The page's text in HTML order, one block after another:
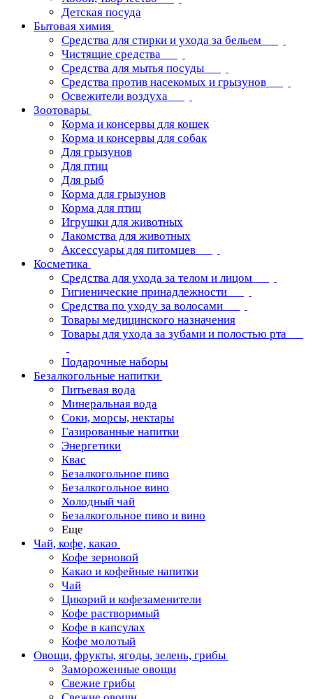
Детская посуда
Бытовая химия
Средства для стирки и ухода за бельем
Чистящие средства
Средства для мытья посуды
Средства против насекомых и грызунов
Освежители воздуха
Зоотовары
Корма и консервы для кошек
Корма и консервы для собак
Для грызунов
Для птиц
Для рыб
Корма для грызунов
Корма для птиц
Игрушки для животных
Лакомства для животных
Аксессуары для питомцев
Косметика
Средства для ухода за телом и лицом
Гигиенические принадлежности
Средства по уходу за волосами
Товары медицинского назначения
Товары для ухода за зубами и полостью рта
Подарочные наборы
Безалкогольные напитки
Питьевая вода
Минеральная вода
Соки, морсы, нектары
Газированные напитки
Энергетики
Квас
Безалкогольное пиво
Безалкогольное вино
Холодный чай
Безалкогольное пиво и вино
Еще
Чай, кофе, какао
Кофе зерновой
Какао и кофейные напитки
Чай
Цикорий и кофезаменители
Кофе растворимый
Кофе в капсулах
Кофе молотый
Овощи, фрукты, ягоды, зелень, грибы
Замороженные овощи
Свежие грибы